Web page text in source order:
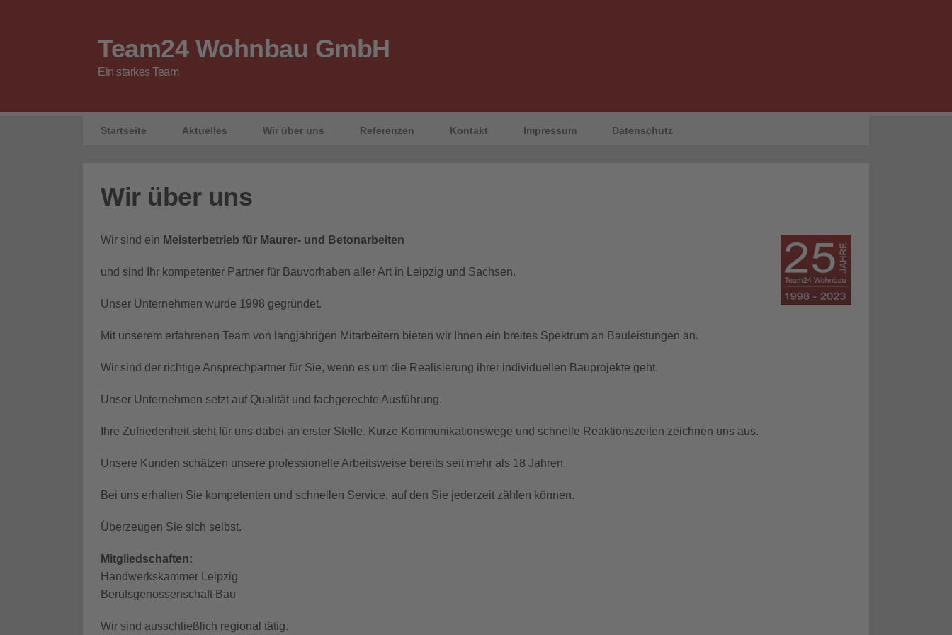
Team24 Wohnbau GmbH
Ein starkes Team
Startseite Aktuelles Wir über uns Referenzen Kontakt Impressum Datenschutz
Wir über uns
Wir sind ein Meisterbetrieb für Maurer- und Betonarbeiten
und sind Ihr kompetenter Partner für Bauvorhaben aller Art in Leipzig und Sachsen.
Unser Unternehmen wurde 1998 gegründet.
Mit unserem erfahrenen Team von langjährigen Mitarbeitern bieten wir Ihnen ein breites Spektrum an Bauleistungen an.
Wir sind der richtige Ansprechpartner für Sie, wenn es um die Realisierung ihrer individuellen Bauprojekte geht.
Unser Unternehmen setzt auf Qualität und fachgerechte Ausführung.
Ihre Zufriedenheit steht für uns dabei an erster Stelle. Kurze Kommunikationswege und schnelle Reaktionszeiten zeichnen uns aus.
Unsere Kunden schätzen unsere professionelle Arbeitsweise bereits seit mehr als 18 Jahren.
Bei uns erhalten Sie kompetenten und schnellen Service, auf den Sie jederzeit zählen können.
Überzeugen Sie sich selbst.
Mitgliedschaften:
Handwerkskammer Leipzig
Berufsgenossenschaft Bau
Wir sind ausschließlich regional tätig.